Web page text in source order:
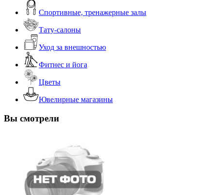
Спортивные, тренажерные залы
Тату-салоны
Уход за внешностью
Фитнес и йога
Цветы
Ювелирные магазины
Вы смотрели